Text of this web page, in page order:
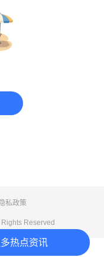
热点资讯
隐私政策
Reserved